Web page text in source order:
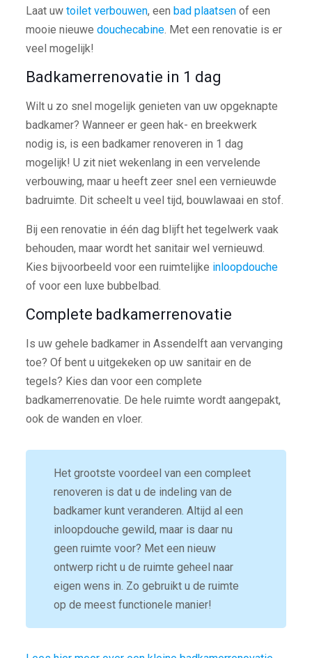
Laat uw toilet verbouwen, een bad plaatsenof een
mooie nieuwe douchecabine. Met een renovatie is er
veel mogelijk!
Badkamerrenovatie in 1 dag
Wilt u zo snel mogelijk genieten van uw opgeknapte
badkamer? Wanneer er geen hak- en breekwerk
nodig is, is een badkamer renoveren in 1 dag
mogelijk! U zit niet wekenlang in een vervelende
verbouwing, maar u heeft zeer snel een vernieuwde
badruimte. Dit scheelt u veel tijd, bouwlawaai en stof.
Bij een renovatie in één dag blijft het tegelwerk vaak
behouden, maar wordt het sanitair wel vernieuwd.
Kies bijvoorbeeld voor een ruimtelijke inloopdouche
of voor een luxe bubbelbad.
Complete badkamerrenovatie
Is uw gehele badkamer in Assendelft aan vervanging
toe? Of bent u uitgekeken op uw sanitair en de
tegels? Kies dan voor een complete
badkamerrenovatie. De hele ruimte wordt aangepakt,
ook de wanden en vloer.
Het grootste voordeel van een compleet
renoveren is dat u de indeling van de
badkamer kunt veranderen. Altijd al een
inloopdouche gewild, maar is daar nu
geen ruimte voor? Met een nieuw
ontwerp richt u de ruimte geheel naar
eigen wens in. Zo gebruikt u de ruimte
op de meest functionele manier!